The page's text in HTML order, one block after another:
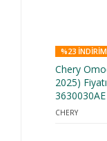
%23 INDIRIM
Chery
2025)
3630030AE
CHERY